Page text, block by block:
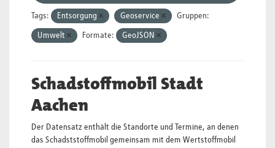
Tags: Entsorgung Geoservice Gruppen:
Umwelt Formate: GeoJSON
Schadstoffmobil Stadt
Aachen
Der Datensatz enthält die Standorte und Termine, an denen
das Schadststoffmobil gemeinsam mit dem Wertstoffmobil